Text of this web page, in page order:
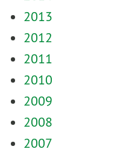
2013
2012
2011
2010
2009
2008
2007